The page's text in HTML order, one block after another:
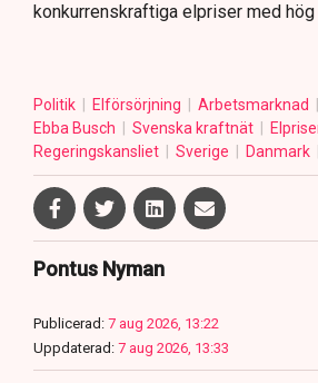
konkurrenskraftiga elpriser med
Politik Elförsörjning Arbetsmarknad
Ebba Busch
Svenska kraftnät
Regeringskansliet
Sverige Danmark
Pontus Nyman
Publicerad: 7 aug 2026, 13:22
Uppdaterad: 7 aug 2026, 13:33